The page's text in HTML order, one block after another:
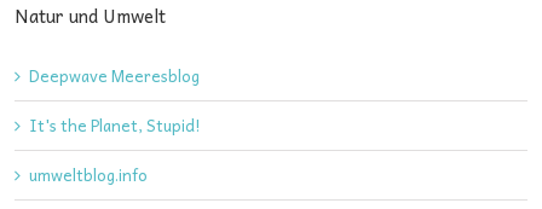
Natur und Umwelt
Deepwave Meeresblog
It's the Planet, Stupid!
umweltblog.info